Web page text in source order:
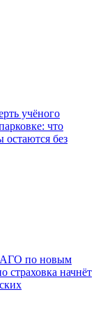
учёного
что
остаются без
по новым
страховка начнёт